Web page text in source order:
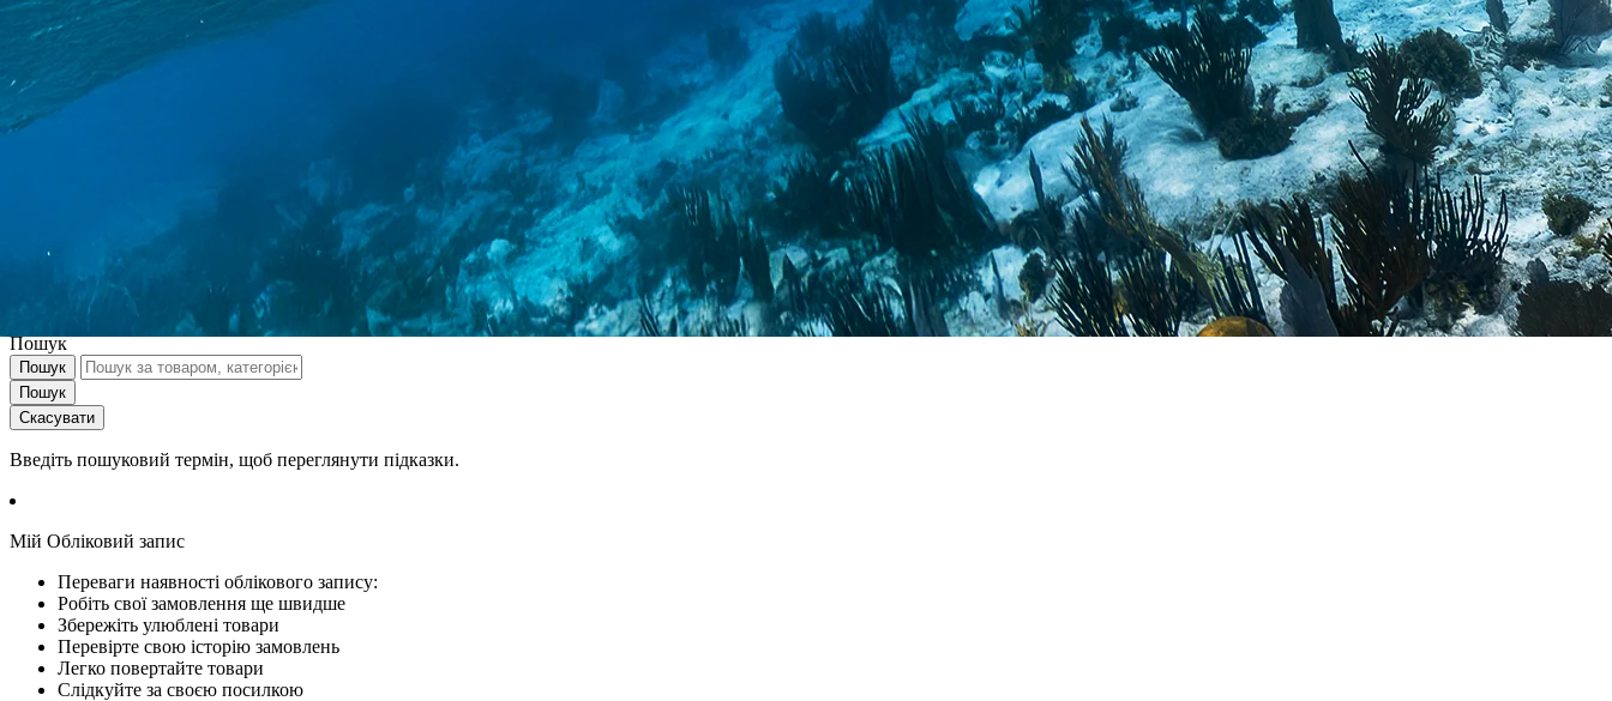
Терміни реалізації замовлення можуть відрізнятися в залежності від наявності товару.
Перегляньте детальну інформацію
Sportano - офіційний дистриб'ютор більш ніж 600 всесвітньовідомих брендів.
В нашому асортименті представлені виключно оригінальні товари.
Пошук
Пошук
Пошук
Скасувати
Введіть пошуковий термін, щоб переглянути підказки.
Мій Обліковий запис
Переваги наявності облікового запису:
Робіть свої замовлення ще швидше
Збережіть улюблені товари
Перевірте свою історію замовлень
Легко повертайте товари
Слідкуйте за своєю посилкою